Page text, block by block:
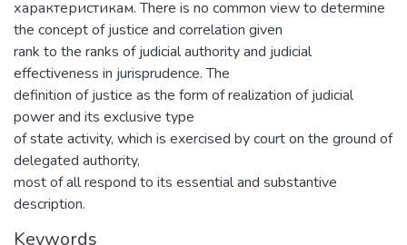
характеристикам. There is no common view to determine
the concept of justice and correlation given
rank to the ranks of judicial authority and judicial
effectiveness in jurisprudence. The
definition of justice as the form of realization of judicial
power and its exclusive type
of state activity, which is exercised by court on the ground of
delegated authority,
most of all respond to its essential and substantive
description.
Keywords